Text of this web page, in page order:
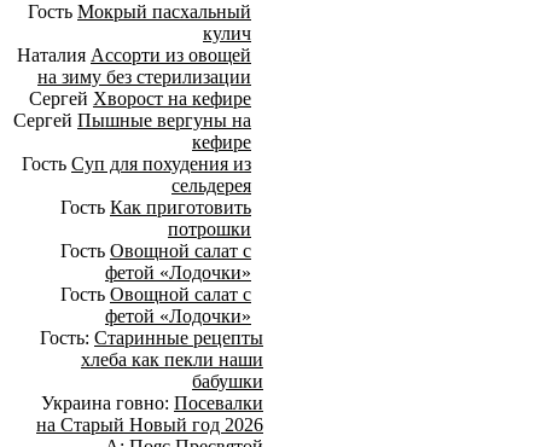
Гость Мокрый пасхальный
кулич
Наталия Ассорти из овощей
на зиму без стерилизации
Сергей Хворост на кефире
Сергей Пышные вергуны на
кефире
Гость Суп для похудения из
сельдерея
Гость Как приготовить
потрошки
Гость Овощной салат с
фетой «Лодочки»
Гость Овощной салат с
фетой «Лодочки»
Гость: Старинные рецепты
хлеба как пекли наши
бабушки
Украина говно: Посевалки
на Старый Новый год 2026